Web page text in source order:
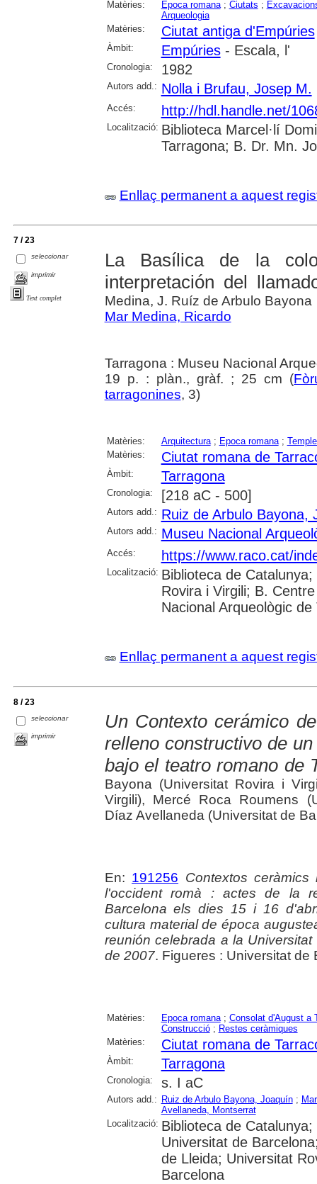
Matèries: Epoca romana; Ciutats ;
Arqueologia
Matèries:
Ciutat antiga d'Empúries
Àmbit: Empúries- Escala, l'
Cronologia: 1982
Autors add.: Nolla i Brufau, Josep M.
Accés: http://hdl.handle.net/
Localització: Biblioteca Marcel·lí
Tarragona; B. Dr. Mn.
Enllaç permanent a aquest
7 / 23
seleccionar
imprimir
Text complet
La Basílica de la
interpretación del
Medina, J. Ruíz de Arbulo Bayona
Mar Medina, Ricardo
Tarragona : Museu Nacional
19 p. : plàn., gràf. ; 25 cm (
tarragonines, 3)
Matèries: Arquitectura; Epoca romana;
Matèries:
Ciutat romana de
Àmbit: Tarragona
Cronologia: [218 aC - 500]
Autors add.: Ruiz de Arbulo Bayona,
Autors add.: Museu Nacional
Accés: https://www.raco.cat/
Localització: Biblioteca de
Rovira i Virgili; B.
Nacional Arqueològic
Enllaç permanent a aquest
8 / 23
seleccionar
imprimir
Un Contexto cerámico
relleno constructivo de
bajo el teatro romano de
Bayona (Universitat Rovira i
Virgili), Mercé Roca Roumens
Díaz Avellaneda (Universitat de
En: 191256 Contextos
l'occident romà : actes de la
Barcelona els dies 15 i 16
cultura material de época
reunión celebrada a la
de 2007. Figueres : Universitat de
Matèries: Epoca romana; Consolat d'August a
Construcció; Restes ceràmiques
Matèries:
Ciutat romana de
Àmbit: Tarragona
Cronologia: s. I aC
Autors add.: Ruiz de Arbulo Bayona, Joaquín;
Avellaneda, Montserrat
Localització: Biblioteca de
Universitat de
de Lleida; Universitat
Barcelona